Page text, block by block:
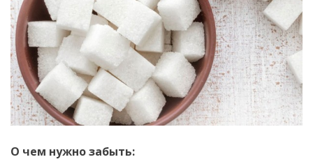
О чем нужно забыть: